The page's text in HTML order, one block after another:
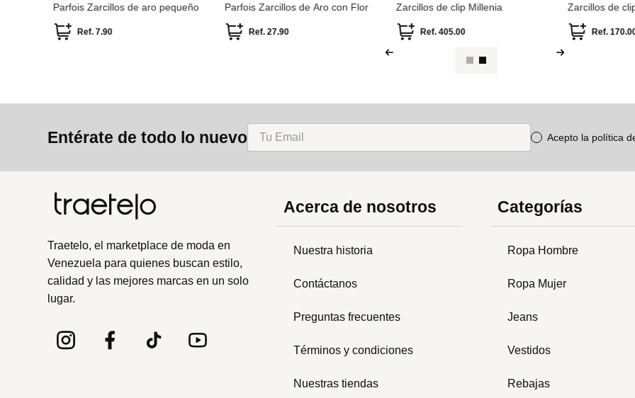
Parfois Zarcillos de aro pequeño
Ref. 7.90
Parfois Zarcillos de Aro con Flor
Ref.27.90
Zarcillos de clip Millenia
Ref.405.00
Zarcillos de
Ref.
Entérate de todo lo nuevo Acepto la política
Traetelo, el marketplace de moda en
Venezuela para quienes buscan estilo,
calidad y las mejores marcas en un solo
lugar.
Acerca de nosotros
Nuestra historia
Contáctanos
Preguntas frecuentes
Términos y condiciones
Nuestras tiendas
Categorías
Ropa Hombre
Ropa Mujer
Jeans
Vestidos
Rebajas